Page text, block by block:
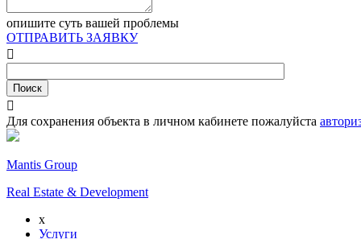
опишите суть вашей проблемы
ОТПРАВИТЬ ЗАЯВКУ


Для сохранения объекта в личном кабинете пожалуйста
Mantis Group
Real Estate & Development
x
Услуги